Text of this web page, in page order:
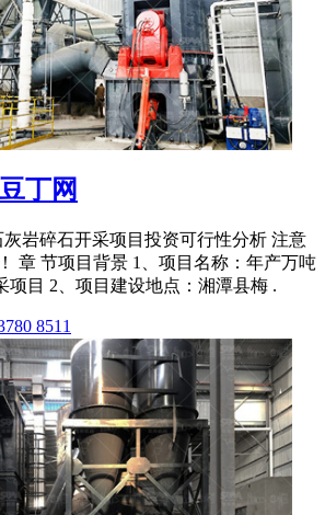
丁网
灰岩碎石开采项目投资可行性分析 注意
章 节项目背景 1、项目名称：年产万吨
项目 2、项目建设地点：湘潭县梅 .
8511